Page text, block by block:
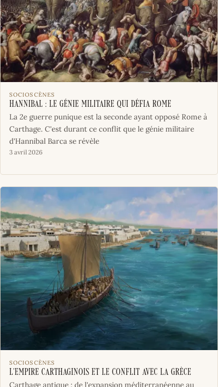
SOCIOSCÈNES
Hannibal : le génie militaire qui défia Rome
La 2e guerre punique est la seconde ayant opposé Rome à
Carthage. C'est durant ce conflit que le génie militaire
d'Hannibal Barca se révèle
3 avril 2026
SOCIOSCÈNES
L’empire carthaginois et le conflit avec la Grèce
Carthage antique : de l'expansion méditerranéenne au